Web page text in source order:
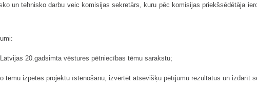
un tehnisko darbu veic komisijas sekretārs, kuru pēc komisijas priekšsēdētāja
20.gadsimta vēstures pētniecības tēmu sarakstu;
tēmu izpētes projektu īstenošanu, izvērtēt atsevišķu pētījumu rezultātus un izdarīt